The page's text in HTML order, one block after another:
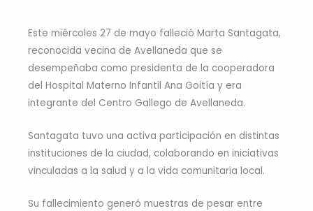
Este miércoles 27 de mayo falleció Marta Santagata,
reconocida vecina de Avellaneda que se
desempeñaba como presidenta de la cooperadora
del Hospital Materno Infantil Ana Goitía y era
integrante del Centro Gallego de Avellaneda.
Santagata tuvo una activa participación en distintas
instituciones de la ciudad, colaborando en iniciativas
vinculadas a la salud y a la vida comunitaria local.
Su fallecimiento generó muestras de pesar entre